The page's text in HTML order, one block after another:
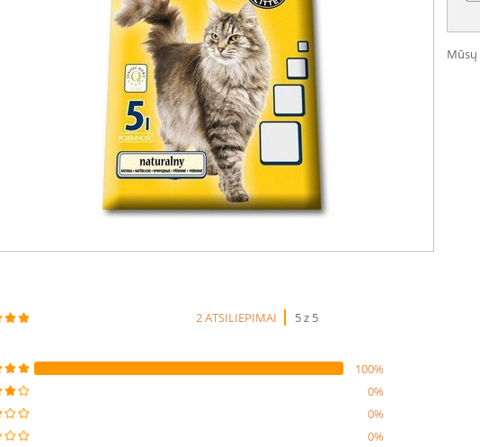
2 ATSILIEPIMAI 5 z 5
100%
0%
0%
0%